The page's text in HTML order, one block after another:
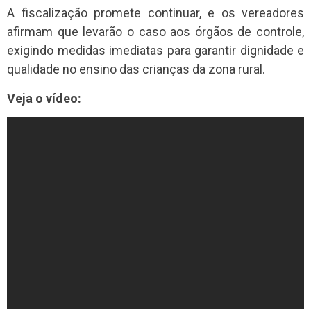
A fiscalização promete continuar, e os vereadores
afirmam que levarão o caso aos órgãos de controle,
exigindo medidas imediatas para garantir dignidade e
qualidade no ensino das crianças da zona rural.
Veja o vídeo: